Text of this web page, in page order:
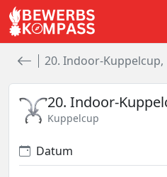
20. Indoor-Kuppelcup,
20. Indoor-
Kuppelcup
Datum